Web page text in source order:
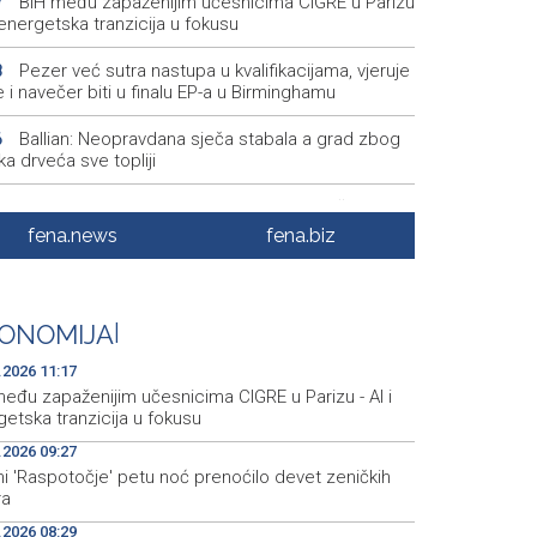
tranzicija u fokusu
Pezer već sutra nastupa u kvalifikacijama, vjeruje
i navečer biti u finalu EP-a u Birminghamu
Ballian: Neopravdana sječa stabala a grad zbog
drveća sve topliji
FBiH nema objedinjene podatke o povučenom i
mesu, prekršaji utvrđeni u 40 kontrola
Kušljugić: Sprječavanje dehidracije i pregrijavanja
za očuvanje zdravlja srca tokom vrućina
fena.news fena.biz
11:17
zapaženijim učesnicima CIGRE u Parizu - AI i
tranzicija u fokusu
09:27
'Raspotočje' petu noć prenoćilo devet zeničkih
08:29